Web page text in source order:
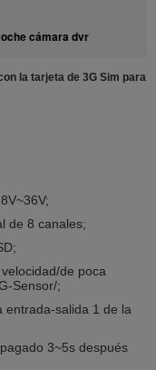
cámara dvr
la tarjeta de 3G Sim para
de 8 canales;
de poca
Sensor/;
entrada-salida 1 de la
3~5s después